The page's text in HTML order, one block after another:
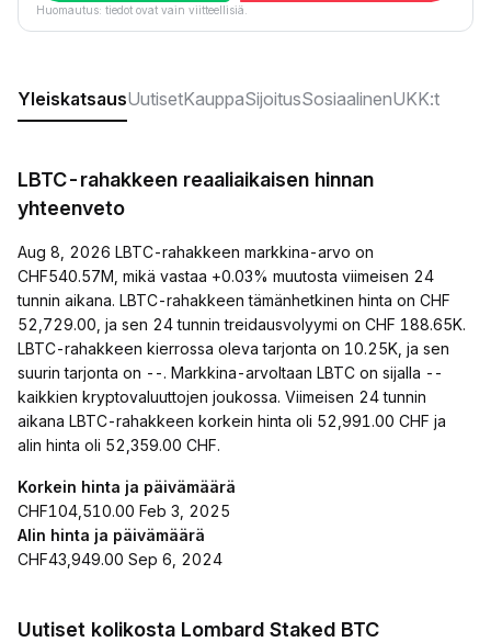
Huomautus: tiedot ovat vain viitteellisiä.
YleiskatsausUutisetKauppaSijoitusSosiaalinenUKK:t
LBTC-rahakkeen reaaliaikaisen hinnan
yhteenveto
Aug 8, 2026 LBTC-rahakkeen markkina-arvo on
CHF540.57M, mikä vastaa +0.03% muutosta viimeisen 24
tunnin aikana. LBTC-rahakkeen tämänhetkinen hinta on CHF
52,729.00, ja sen 24 tunnin treidausvolyymi on CHF 188.65K.
LBTC-rahakkeen kierrossa oleva tarjonta on 10.25K, ja sen
suurin tarjonta on --. Markkina-arvoltaan LBTC on sijalla --
kaikkien kryptovaluuttojen joukossa. Viimeisen 24 tunnin
aikana LBTC-rahakkeen korkein hinta oli 52,991.00 CHF ja
alin hinta oli 52,359.00 CHF.
Korkein hinta ja päivämäärä
CHF104,510.00 Feb 3, 2025
Alin hinta ja päivämäärä
CHF43,949.00 Sep 6, 2024
Uutiset kolikosta Lombard Staked BTC